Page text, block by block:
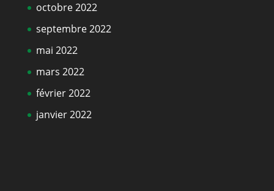
octobre 2022
septembre 2022
mai 2022
mars 2022
février 2022
janvier 2022